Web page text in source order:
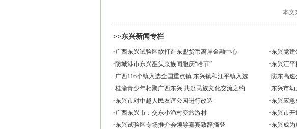
本文
>>东兴新闻专栏
·广西东兴试验区欲打造东盟货币离岸金融中心 ·东兴党
·防城港市东兴巫头京族同胞庆“哈节” ·东兴江
·广西116个镇入选全国重点镇 东兴镇和江平镇入选 ·防东高速
·桂渝青少年相聚广西东兴 共赴民族文化交流之约 ·东兴市
·东兴市对中越人民友谊公园进行改造 ·东兴应急
·广西东兴市：交东小渔村变旅游村 ·东兴市
·东兴试验区专场推介会领导嘉宾致辞摘登 ·东兴成